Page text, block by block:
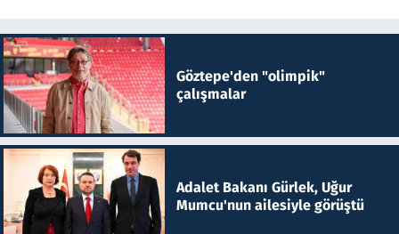
Göztepe'den "olimpik"
çalışmalar
Adalet Bakanı Gürlek, Uğur
Mumcu'nun ailesiyle görüştü